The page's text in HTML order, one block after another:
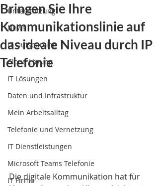
Unterstützung
News
IT Outsourcing
Cloud Lösung
IT Lösungen
Daten und Infrastruktur
Mein Arbeitsalltag
Telefonie und Vernetzung
IT Dienstleistungen
Microsoft Teams Telefonie
IT Firma
Bringen Sie Ihre
Kommunikationslinie auf
das ideale Niveau durch IP
Telefonie
Die digitale Kommunikation hat für